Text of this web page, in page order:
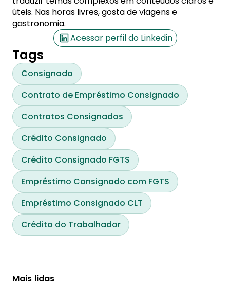
úteis. Nas horas livres, gosta de viagens e
gastronomia.
Acessar perfil do Linkedin
Tags
Consignado
Contrato de Empréstimo Consignado
Contratos Consignados
Crédito Consignado
Crédito Consignado FGTS
Empréstimo Consignado com FGTS
Empréstimo Consignado CLT
Crédito do Trabalhador
Mais lidas